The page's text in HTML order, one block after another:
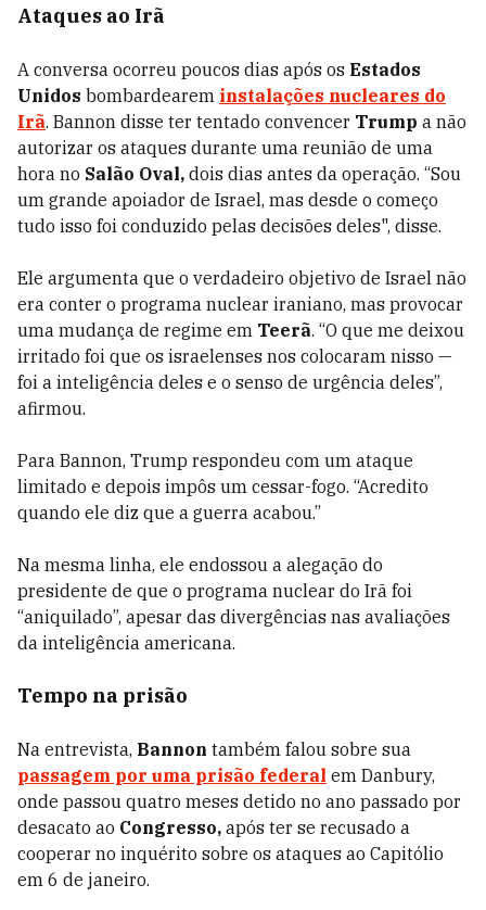
Ataques ao Irã
A conversa ocorreu poucos dias após os Estados
Unidos bombardearem instalações nucleares do
Irã. Bannon disse ter tentado convencer Trump a não
autorizar os ataques durante uma reunião de uma
hora no Salão Oval, dois dias antes da operação. “Sou
um grande apoiador de Israel, mas desde o começo
tudo isso foi conduzido pelas decisões deles", disse.
Ele argumenta que o verdadeiro objetivo de Israel não
era conter o programa nuclear iraniano, mas provocar
uma mudança de regime em Teerã. “O que me deixou
irritado foi que os israelenses nos colocaram nisso —
foi a inteligência deles e o senso de urgência deles”,
afirmou.
Para Bannon, Trump respondeu com um ataque
limitado e depois impôs um cessar-fogo. “Acredito
quando ele diz que a guerra acabou.”
Na mesma linha, ele endossou a alegação do
presidente de que o programa nuclear do Irã foi
“aniquilado”, apesar das divergências nas avaliações
da inteligência americana.
Tempo na prisão
Na entrevista, Bannon também falou sobre sua
passagem por uma prisão federal em Danbury,
onde passou quatro meses detido no ano passado por
desacato ao Congresso, após ter se recusado a
cooperar no inquérito sobre os ataques ao Capitólio
em 6 de janeiro.